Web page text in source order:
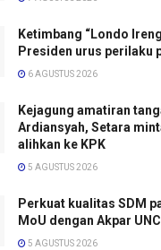
Ketimbang “Londo
Presiden urus perilaku
6 AGUSTUS 2026
Kejagung amatiran
Ardiansyah, Setara
alihkan ke KPK
5 AGUSTUS 2026
Perkuat kualitas SDM
MoU dengan Akpar
5 AGUSTUS 2026